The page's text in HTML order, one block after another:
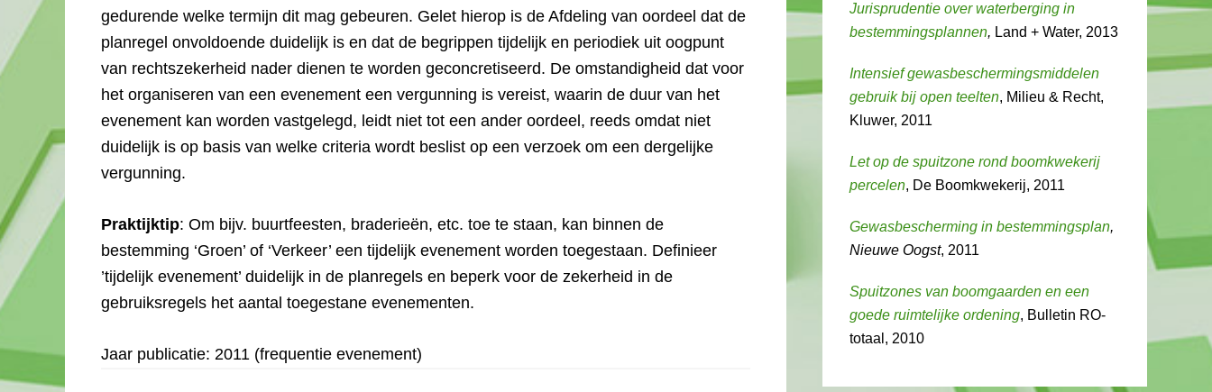
gedurende welke termijn dit mag gebeuren. Gelet hierop is de Afdeling van oordeel dat de
planregel onvoldoende duidelijk is en dat de begrippen tijdelijk en periodiek uit oogpunt
van rechtszekerheid nader dienen te worden geconcretiseerd. De omstandigheid dat voor
het organiseren van een evenement een vergunning is vereist, waarin de duur van het
evenement kan worden vastgelegd, leidt niet tot een ander oordeel, reeds omdat niet
duidelijk is op basis van welke criteria wordt beslist op een verzoek om een dergelijke
vergunning.
Praktijktip: Om bijv. buurtfeesten, braderieën, etc. toe te staan, kan binnen de
bestemming ‘Groen’ of ‘Verkeer’ een tijdelijk evenement worden toegestaan. Definieer
’tijdelijk evenement’ duidelijk in de planregels en beperk voor de zekerheid in de
gebruiksregels het aantal toegestane evenementen.
Jaar publicatie: 2011 (frequentie evenement)
Jurisprudentie over waterberging in
bestemmingsplannen, Land + Water, 2013
Intensief gewasbeschermingsmiddelen
gebruik bij open teelten, Milieu & Recht,
Kluwer, 2011
Let op de spuitzone rond boomkwekerij
percelen, De Boomkwekerij, 2011
Gewasbescherming in bestemmingsplan,
Nieuwe Oogst, 2011
Spuitzones van boomgaarden en een
goede ruimtelijke ordening, Bulletin RO-
totaal, 2010